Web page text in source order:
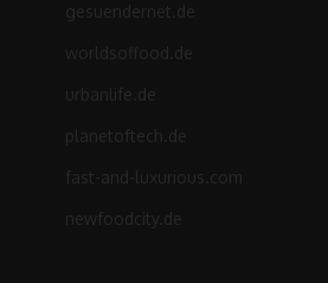
gesuendernet.de
worldsoffood.de
urbanlife.de
planetoftech.de
fast-and-luxurious.com
newfoodcity.de